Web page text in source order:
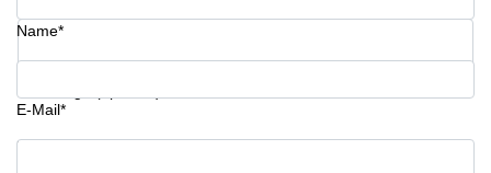
Name*
E-Mail*
Informationen und Preise erhalten